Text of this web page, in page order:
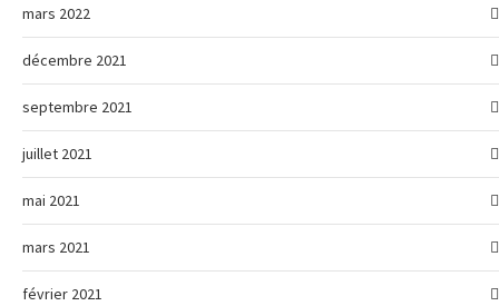
mars 2022
décembre 2021
septembre 2021
juillet 2021
mai 2021
mars 2021
février 2021